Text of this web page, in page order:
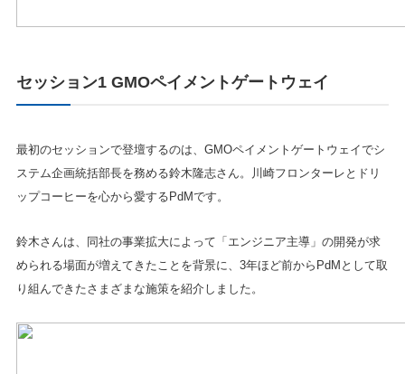
セッション1 GMOペイメントゲートウェイ
最初のセッションで登壇するのは、GMOペイメントゲートウェイでシ
ステム企画統括部長を務める鈴木隆志さん。川崎フロンターレとドリ
ップコーヒーを心から愛するPdMです。
鈴木さんは、同社の事業拡大によって「エンジニア主導」の開発が求
められる場面が増えてきたことを背景に、3年ほど前からPdMとして取
り組んできたさまざまな施策を紹介しました。